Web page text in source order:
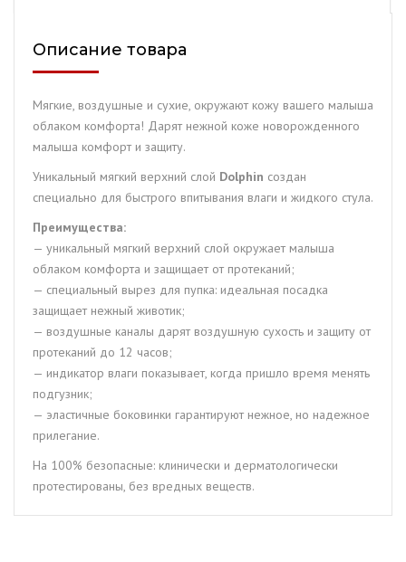
размер
Описание товара
Мягкие, воздушные и сухие, окружают кожу вашего малыша
облаком комфорта! Дарят нежной коже новорожденного
малыша комфорт и защиту.
Уникальный мягкий верхний слой Dolphin создан
специально для быстрого впитывания влаги и жидкого стула.
Преимущества:
— уникальный мягкий верхний слой окружает малыша
облаком комфорта и защищает от протеканий;
— специальный вырез для пупка: идеальная посадка
защищает нежный животик;
— воздушные каналы дарят воздушную сухость и защиту от
протеканий до 12 часов;
— индикатор влаги показывает, когда пришло время менять
подгузник;
— эластичные боковинки гарантируют нежное, но надежное
прилегание.
На 100% безопасные: клинически и дерматологически
протестированы, без вредных веществ.